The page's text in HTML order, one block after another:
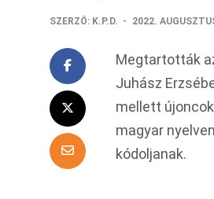
SZERZŐ: K.P.D. 2022.
Megtartották
Juhász
mellett
magyar
kódoljanak.